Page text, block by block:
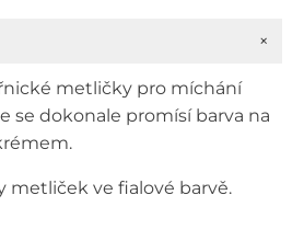
+
metličky pro míchání
se dokonale promísí barva na
metliček ve fialové barvě.